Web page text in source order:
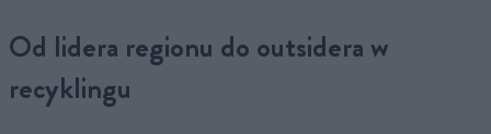
Od lidera regionu do outsidera w
recyklingu